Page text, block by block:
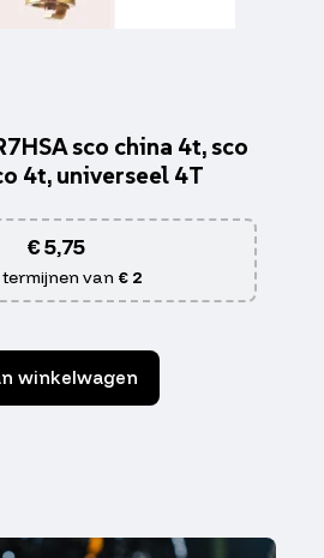
sco china 4t, sco
4t, universeel 4T
€5,75
termijnen van € 2
winkelwagen